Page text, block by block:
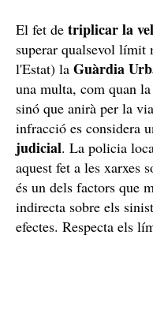
El fet de triplicar la
superar qualsevol límit
l'Estat) la Guàrdia
una multa, com quan
sinó que anirà per la
infracció es considera
judicial. La policia
aquest fet a les xarxes
és un dels factors que
indirecta sobre els
efectes. Respecta els